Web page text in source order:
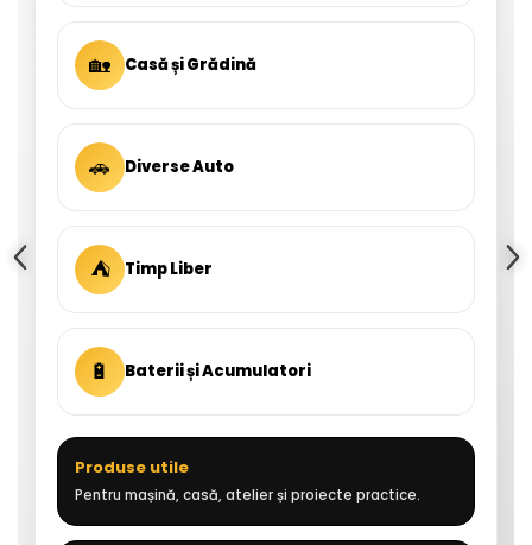
🏡 Casă și Grădină
🚗 Diverse Auto
⛺ Timp Liber
🔋 Baterii și Acumulatori
Produse utile
Pentru mașină, casă, atelier și proiecte practice.